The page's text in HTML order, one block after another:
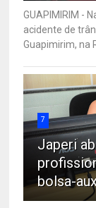
GUAPIMIRIM -
acidente de
Guapimirim, na
7
Japeri
bolsa-